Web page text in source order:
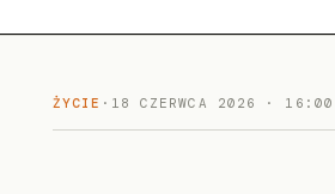
ŻYCIE · 18 CZERWCA 2026 · 16:00